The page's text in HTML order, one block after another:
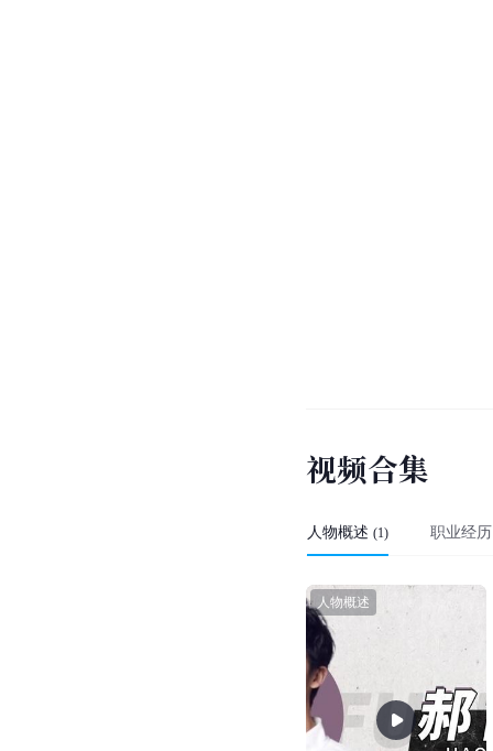
视频合集
人物概述 (1) 职业经历
人物概述